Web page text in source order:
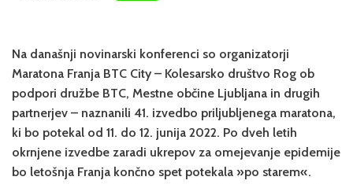
Na današnji novinarski konferenci so organizatorji
Maratona Franja BTC City – Kolesarsko društvo Rog ob
podpori družbe BTC, Mestne občine Ljubljana in drugih
partnerjev – naznanili 41. izvedbo priljubljenega maratona,
ki bo potekal od 11. do 12. junija 2022. Po dveh letih
okrnjene izvedbe zaradi ukrepov za omejevanje epidemije
bo letošnja Franja končno spet potekala »po starem«.